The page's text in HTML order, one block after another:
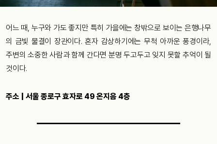
어느 때, 누구와 가도 좋지만 특히 가을에는 창밖으로 보이는 은행나무
의 금빛 물결이 장관이다. 혼자 감상하기에는 무척 아까운 풍경이라,
주변의 소중한 사람과 함께 간다면 분명 두고두고 잊지 못할 추억이 될
것이다.
주소 | 서울 종로구 효자로 49 온지음 4층